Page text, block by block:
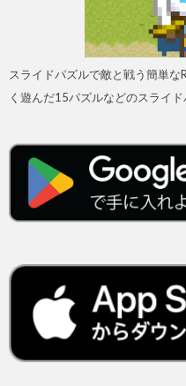
スライドパズルで敵と戦う簡単な
く遊んだ15パズルなどのスライ